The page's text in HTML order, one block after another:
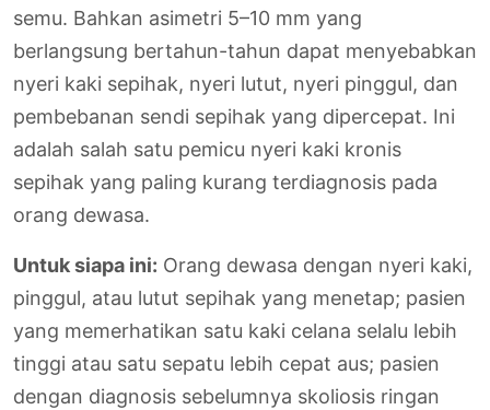
semu. Bahkan asimetri 5–10 mm yang
berlangsung bertahun-tahun dapat menyebabkan
nyeri kaki sepihak, nyeri lutut, nyeri pinggul, dan
pembebanan sendi sepihak yang dipercepat. Ini
adalah salah satu pemicu nyeri kaki kronis
sepihak yang paling kurang terdiagnosis pada
orang dewasa.
Untuk siapa ini: Orang dewasa dengan nyeri kaki,
pinggul, atau lutut sepihak yang menetap; pasien
yang memerhatikan satu kaki celana selalu lebih
tinggi atau satu sepatu lebih cepat aus; pasien
dengan diagnosis sebelumnya skoliosis ringan